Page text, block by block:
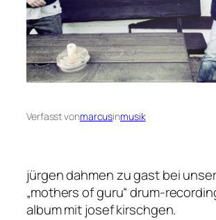
Verfasst vonmarcusinmusik
jürgen dahmen zu gast bei
„mothers of guru“ drum-
album mit josef kirschgen.